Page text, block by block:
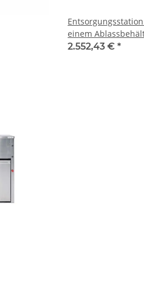
einem
Farbentsorgung
2.552,43 € *